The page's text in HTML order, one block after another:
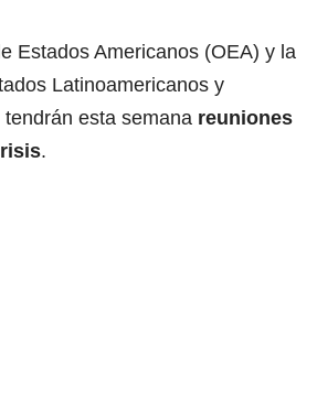
Estados Americanos (OEA) y la
Latinoamericanos y
esta semana reuniones
.